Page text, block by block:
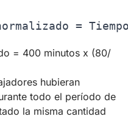
= 400 minutos x (80/
hubieran
todo el período de
la misma cantidad